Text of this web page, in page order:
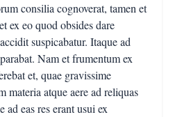
consilia cognoverat, tamen et
ex eo quod obsides dare
suspicabatur. Itaque ad
Nam et frumentum ex
et, quae gravissime
materia atque aere ad reliquas
ad eas res erant usui ex